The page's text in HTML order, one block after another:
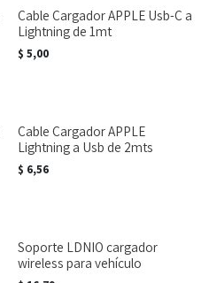
Cable Cargador APPLE Usb-C a
Lightning de 1mt
$ 5,00
Cable Cargador APPLE
Lightning a Usb de 2mts
$ 6,56
Soporte LDNIO cargador
wireless para vehículo